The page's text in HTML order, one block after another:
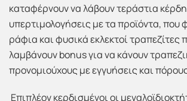
καταφέρνουν να λάβουν τεράστια κέρδη
υπερτιμολογήσεις με τα προϊόντα, που
ράφια και φυσικά εκλεκτοί τραπεζίτες
λαμβάνουν bonus για να κάνουν
προνομιούχους με εγγυήσεις και
Επιπλέον κερδισμένοι οι